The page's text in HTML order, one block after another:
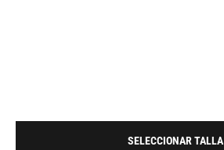
SELECCIONAR TALLA